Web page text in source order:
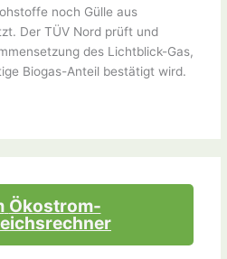
noch Gülle aus
Der TÜV Nord prüft und
des Lichtblick-Gas,
Biogas-Anteil bestätigt wird.
Ökostrom-